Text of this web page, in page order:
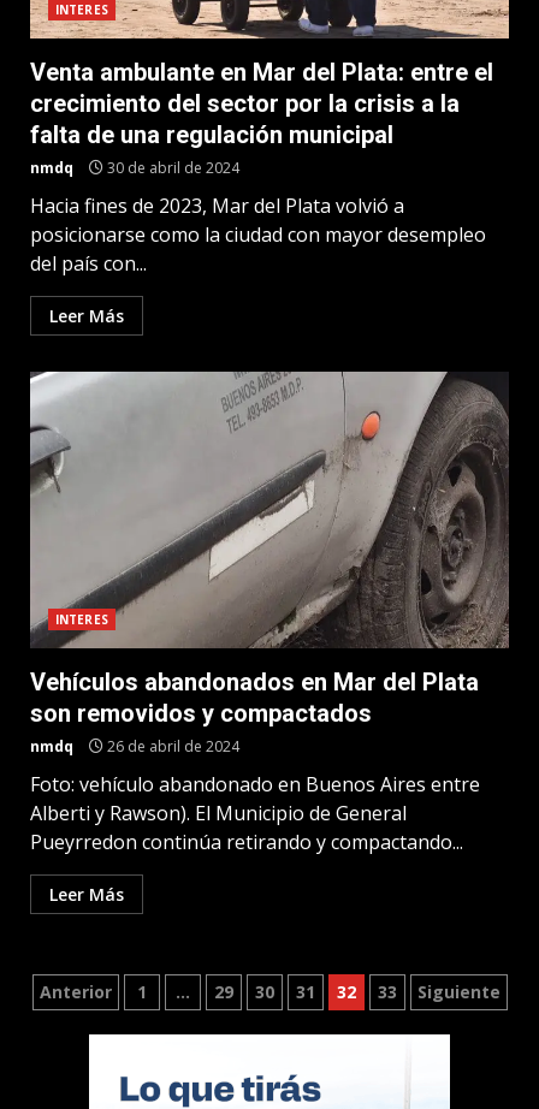
INTERES
Venta ambulante en Mar del Plata: entre el
crecimiento del sector por la crisis a la
falta de una regulación municipal
nmdq 30 de abril de 2024
Hacia fines de 2023, Mar del Plata volvió a
posicionarse como la ciudad con mayor desempleo
del país con...
Leer Más
INTERES
Vehículos abandonados en Mar del Plata
son removidos y compactados
nmdq 26 de abril de 2024
Foto: vehículo abandonado en Buenos Aires entre
Alberti y Rawson). El Municipio de General
Pueyrredon continúa retirando y compactando...
Leer Más
Paginación
entradas
Anterior 1 … 29 30 31 32 33 Siguiente